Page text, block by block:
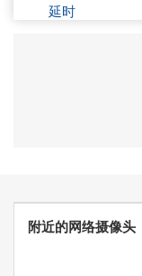
延时
附近的网络摄像头